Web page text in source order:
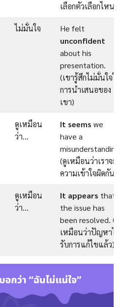
เลือกตัวเลือกไหน)
ไม่มั่นใจ
He felt
unconfident
about his
presentation.
(เขารู้สึกไม่มั่นใจใน
การนำเสนอของ
เขา)
ดูเหมือน
ว่า…
It seems we
have a
misunderstanding.
(ดูเหมือนว่าเราจะมี
ความเข้าใจผิดกัน)
ดูเหมือน
ว่า…
It appears that
the issue has
been resolved. (ดู
เหมือนว่าปัญหาได้
รับการแก้ไขแล้ว)